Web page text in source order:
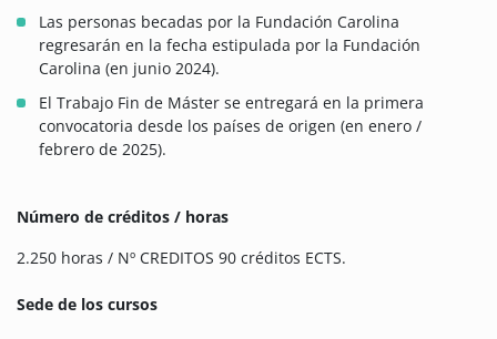
Las personas becadas por la Fundación Carolina
regresarán en la fecha estipulada por la Fundación
Carolina (en junio 2024).
El Trabajo Fin de Máster se entregará en la primera
convocatoria desde los países de origen (en enero /
febrero de 2025).
Número de créditos / horas
2.250 horas / Nº CREDITOS 90 créditos ECTS.
Sede de los cursos